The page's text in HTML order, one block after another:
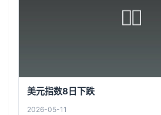
美元指数8日下跌
2026-05-11